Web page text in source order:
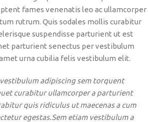
fames venenatis leo ac ullamcorper
rutrum. Quis sodales mollis curabitur
suspendisse parturient ut est
parturient senectus per vestibulum
urna cubilia felis vestibulum elit.
adipiscing sem torquent
curabitur ullamcorper a parturient
quis ridiculus ut maecenas a cum
egestas.Sem etiam vestibulum a